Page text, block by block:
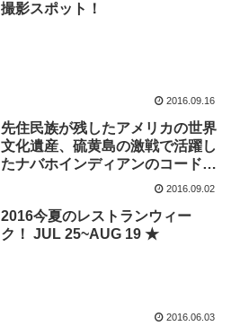
撮影スポット！
2016.09.16
先住民族が残したアメリカの世界
文化遺産、硫黄島の激戦で活躍し
たナバホインディアンのコードト
2016.09.02
2016今夏のレストランウィー
ク！ JUL 25~AUG 19 ★
2016.06.03